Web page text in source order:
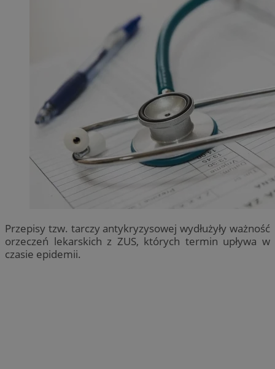
Przepisy tzw. tarczy antykryzysowej wydłużyły ważność
orzeczeń lekarskich z ZUS, których termin upływa w
czasie epidemii.